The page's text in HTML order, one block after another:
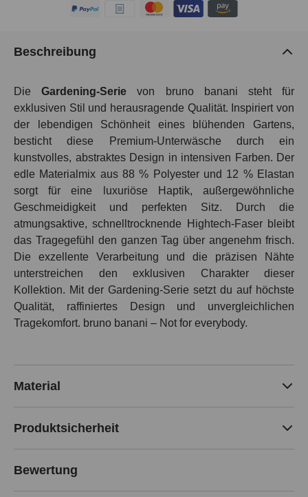
Beschreibung
DieGardening-Serie von bruno banani steht für
exklusiven Stil und herausragende Qualität. Inspiriert von
der lebendigen Schönheit eines blühenden Gartens,
besticht diese Premium-Unterwäsche durch ein
kunstvolles, abstraktes Design in intensiven Farben. Der
edle Materialmix aus 88 % Polyester und 12 % Elastan
sorgt für eine luxuriöse Haptik, außergewöhnliche
Geschmeidigkeit und perfekten Sitz. Durch die
atmungsaktive, schnelltrocknende Hightech-Faser bleibt
das Tragegefühl den ganzen Tag über angenehm frisch.
Die exzellente Verarbeitung und die präzisen Nähte
unterstreichen den exklusiven Charakter dieser
Kollektion. Mit der Gardening-Serie setzt du auf höchste
Qualität, raffiniertes Design und unvergleichlichen
Tragekomfort. bruno banani – Not for everybody.
Material
Produktsicherheit
Bewertung